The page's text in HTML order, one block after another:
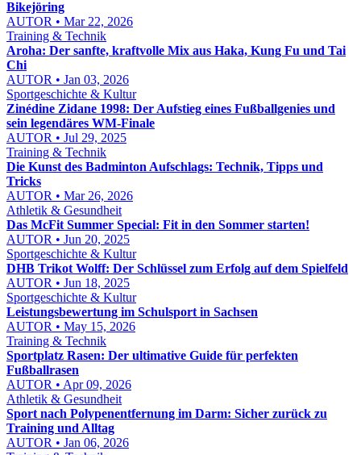
Bikejöring
AUTOR • Mar 22, 2026
Training & Technik
Aroha: Der sanfte, kraftvolle Mix aus Haka, Kung Fu und Tai
Chi
AUTOR • Jan 03, 2026
Sportgeschichte & Kultur
Zinédine Zidane 1998: Der Aufstieg eines Fußballgenies und
sein legendäres WM-Finale
AUTOR • Jul 29, 2025
Training & Technik
Die Kunst des Badminton Aufschlags: Technik, Tipps und
Tricks
AUTOR • Mar 26, 2026
Athletik & Gesundheit
Das McFit Summer Special: Fit in den Sommer starten!
AUTOR • Jun 20, 2025
Sportgeschichte & Kultur
DHB Trikot Wolff: Der Schlüssel zum Erfolg auf dem Spielfeld
AUTOR • Jun 18, 2025
Sportgeschichte & Kultur
Leistungsbewertung im Schulsport in Sachsen
AUTOR • May 15, 2026
Training & Technik
Sportplatz Rasen: Der ultimative Guide für perfekten
Fußballrasen
AUTOR • Apr 09, 2026
Athletik & Gesundheit
Sport nach Polypenentfernung im Darm: Sicher zurück zu
Training und Alltag
AUTOR • Jan 06, 2026